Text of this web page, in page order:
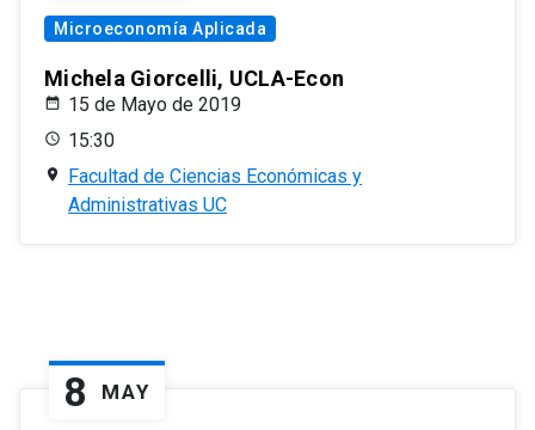
Microeconomía Aplicada
Michela Giorcelli, UCLA-Econ
15 de Mayo de 2019
15:30
Facultad de Ciencias Económicas y
Administrativas UC
8 MAY